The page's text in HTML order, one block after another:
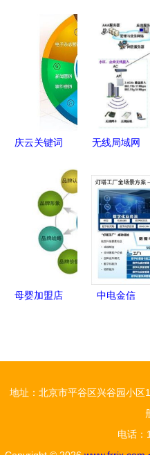
4000亿节
点 品质突
围与网服竞
合的新格局
国电信5G
企业网络如
何征服市
场？
庆云关键词
本高回报的
网络推广新
选择
无线局域网
业网络服务
的基石
母婴加盟店
中电金信
未来
地址：北京市平谷区兴谷园小
电话：